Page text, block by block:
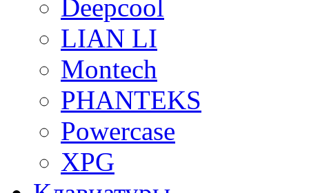
Deepcool
LIAN LI
Montech
PHANTEKS
Powercase
XPG